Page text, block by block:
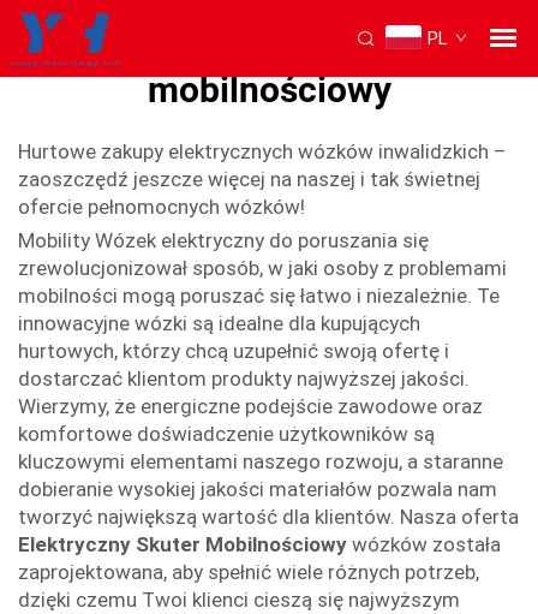
PL
Elektryczny wózek
mobilnościowy
Hurtowe zakupy elektrycznych wózków inwalidzkich –
zaoszczędź jeszcze więcej na naszej i tak świetnej
ofercie pełnomocnych wózków!
Mobility Wózek elektryczny do poruszania się
zrewolucjonizował sposób, w jaki osoby z problemami
mobilności mogą poruszać się łatwo i niezależnie. Te
innowacyjne wózki są idealne dla kupujących
hurtowych, którzy chcą uzupełnić swoją ofertę i
dostarczać klientom produkty najwyższej jakości.
Wierzymy, że energiczne podejście zawodowe oraz
komfortowe doświadczenie użytkowników są
kluczowymi elementami naszego rozwoju, a staranne
dobieranie wysokiej jakości materiałów pozwala nam
tworzyć największą wartość dla klientów. Nasza oferta
Elektryczny Skuter Mobilnościowy wózków została
zaprojektowana, aby spełnić wiele różnych potrzeb,
dzięki czemu Twoi klienci cieszą się najwyższym